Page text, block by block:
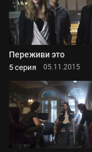
Переживи это
5 серия 05.11.2015